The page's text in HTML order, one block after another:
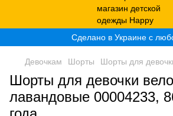
Сделано в Украине с
Девочкам Шорты Шорты для
Шорты для девочки
лавандовые 00004233,